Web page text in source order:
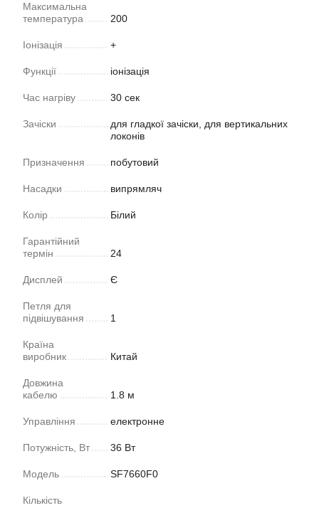
Максимальна
температура
200
Іонізація +
Функції іонізація
Час нагріву 30 сек
Зачіски
для гладкої зачіски, для вертикальних
локонів
Призначення побутовий
Насадки випрямляч
Колір Білий
Гарантійний
термін
24
Дисплей Є
Петля для
підвішування
1
Країна
виробник
Китай
Довжина
кабелю
1.8 м
Управління електронне
Потужність, Вт 36 Вт
Модель SF7660F0
Кількість